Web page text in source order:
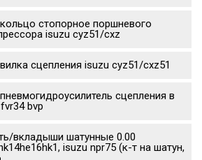
стопорное поршневого
isuzu cyz51/cxz
сцепления isuzu cyz51/cxz51
сцепления в
bvp
вкладыши шатунные 0.00
isuzu npr75 (к-т на шатун,